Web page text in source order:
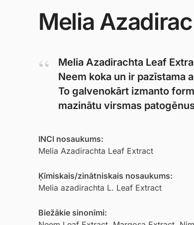
Melia
Melia Azadirachta Leaf
Neem koka un ir pazīstama
To galvenokārt izmanto
mazinātu virsmas
INCI nosaukums:
Melia Azadirachta Leaf Extract
Ķīmiskais/zinātniskais nosaukums:
Melia azadirachta L. Leaf Extract
Biežākie sinonīmi: